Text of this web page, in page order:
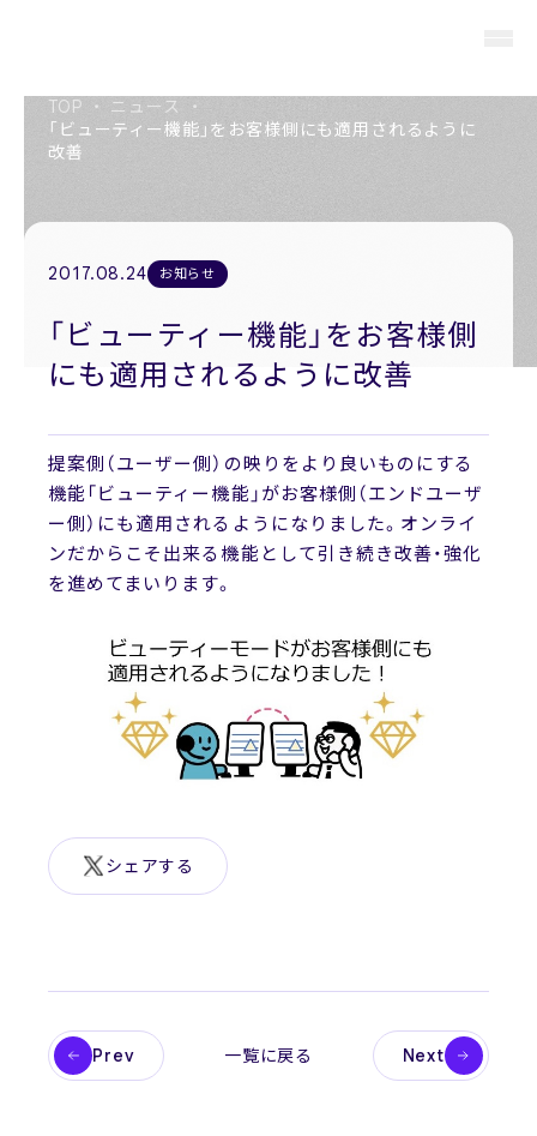
Members
Company
Recruit
採用情報
News
ニュース
お問い合わせ
TOP ・ ニュース
・
「ビューティー機能」をお客様側にも適用されるように
改善
2017.08.24 お知らせ
「ビューティー機能」をお客様側
にも適用されるように改善
提案側（ユーザー側）の映りをより良いものにする
機能「ビューティー機能」がお客様側（エンドユーザ
ー側）にも適用されるようになりました。オンライ
ンだからこそ出来る機能として引き続き改善・強化
を進めてまいります。
シェアする
Prev 一覧に戻る Next